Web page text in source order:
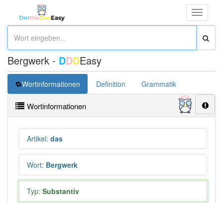
Toggle
Bergwerk - DDDEasy
Wortinformationen Definition Grammatik
Wortinformationen
Artikel: das
Wort: Bergwerk
Typ: Substantiv